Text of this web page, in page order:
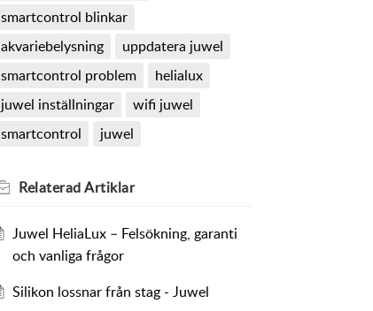
smartcontrol blinkar
akvariebelysning
uppdatera juwel
smartcontrol problem
helialux
juwel inställningar
wifi juwel
smartcontrol
juwel
RelateradArtiklar
Juwel HeliaLux – Felsökning, garanti
och vanliga frågor
Silikon lossnar från stag - Juwel